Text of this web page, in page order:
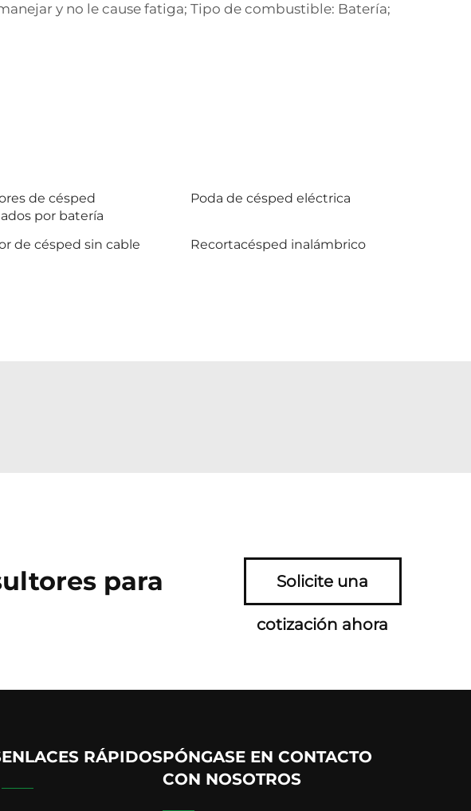
y no le cause fatiga; Tipo de combustible: Batería;
de césped
por batería
Poda de césped eléctrica
de césped sin cable
Recortacésped inalámbrico
para
Solicite una
cotización ahora
ENLACES RÁPIDOSPÓNGASE EN CONTACTO
CON NOSOTROS